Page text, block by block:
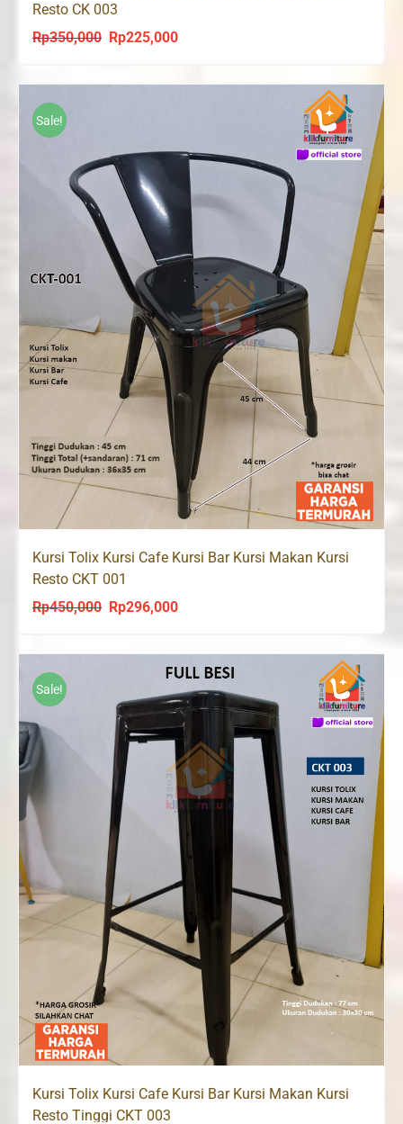
Resto CK 003
Rp350,000
Original
was:
Rp225,000Current
is:
Sale!
Kursi Tolix Kursi Cafe Kursi Bar Kursi Makan Kursi
Resto CKT 001
Rp450,000
Original
was:
Rp450,000.
Rp296,000Current
is:
Rp296,000.
Sale!
Kursi Tolix Kursi Cafe Kursi Bar Kursi Makan Kursi
Resto Tinggi CKT 003